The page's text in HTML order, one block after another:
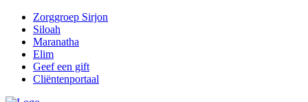
Zorggroep Sirjon
Siloah
Maranatha
Elim
Geef een gift
Cliëntenportaal